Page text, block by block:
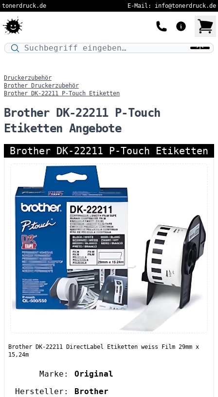
tonerdruck.de E-Mail: info@tonerdruck.de
Druckermodell oder Produktnamen eingeben…
Druckerzubehör
Brother Druckerzubehör
Brother DK-22211 P-Touch Etiketten
Brother DK-22211 P-Touch
Etiketten Angebote
Brother DK-22211 P-Touch Etiketten
Brother DK-22211 DirectLabel Etiketten weiss Film 29mm x
15,24m
Marke:
Original
Hersteller:
Brother